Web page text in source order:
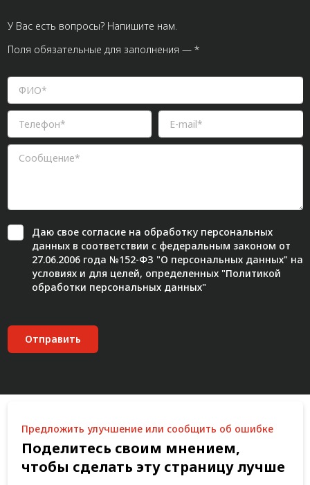
У Вас есть вопросы? Напишите нам.
Поля обязательные для заполнения — *
Даю свое согласиена обработку персональных
данных в соответствии с федеральным законом от
27.06.2006 года №152-ФЗ "О персональных данных" на
условиях и для целей, определенных "Политикой
обработки персональных данных"
Отправить
Предложить улучшение или сообщить об ошибке
Поделитесь своим мнением,
чтобы сделать эту страницу лучше